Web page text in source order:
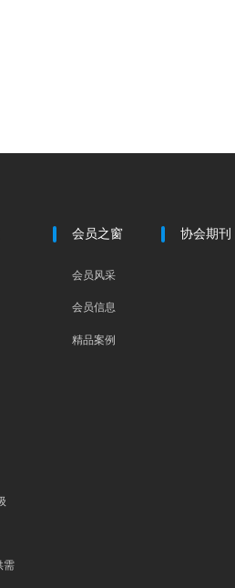
需
会员之窗
会员风采
会员信息
精品案例
协会期刊